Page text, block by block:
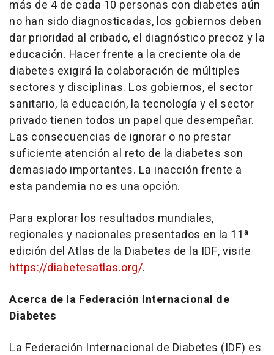
más de 4 de cada 10 personas con diabetes aún
no han sido diagnosticadas, los gobiernos deben
dar prioridad al cribado, el diagnóstico precoz y la
educación. Hacer frente a la creciente ola de
diabetes exigirá la colaboración de múltiples
sectores y disciplinas. Los gobiernos, el sector
sanitario, la educación, la tecnología y el sector
privado tienen todos un papel que desempeñar.
Las consecuencias de ignorar o no prestar
suficiente atención al reto de la diabetes son
demasiado importantes. La inacción frente a
esta pandemia no es una opción.
Para explorar los resultados mundiales,
regionales y nacionales presentados en la 11ª
edición del Atlas de la Diabetes de la IDF, visite
https://diabetesatlas.org/.
Acerca de la Federación Internacional de
Diabetes
La Federación Internacional de Diabetes (IDF) es